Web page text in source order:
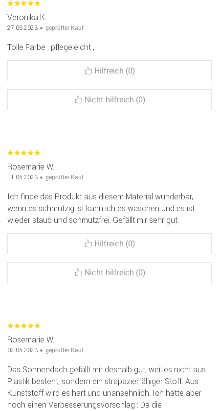
Veronika K.
27.06.2023 geprüfter Kauf
Tolle Farbe , pflegeleicht ,
Hilfreich (0)
Nicht hilfreich (0)
Rosemarie W.
11.05.2023 geprüfter Kauf
Ich finde das Produkt aus diesem Material wunderbar,
wenn es schmutzig ist kann ich es waschen und es ist
wieder staub und schmutzfrei. Gefällt mir sehr gut.
Hilfreich (0)
Nicht hilfreich (0)
Rosemarie W.
02.05.2023 geprüfter Kauf
Das Sonnendach gefällt mir deshalb gut, weil es nicht aus
Plastik besteht, sondern ein strapazierfähiger Stoff. Aus
Kunststoff wird es hart und unansehnlich. Ich hätte aber
noch einen Verbesserungsvorschlag : Da die